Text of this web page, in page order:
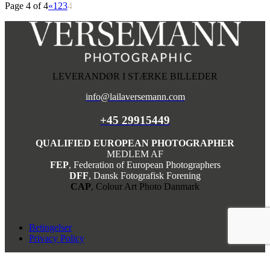
Page 4 of 4«1 234
LEVERANDØR I STÆRKE BILLEDER
info@lailaversemann.com
+45 29915449
QUALIFIED EUROPEAN PHOTOGRAPHER
MEDLEM AF
FEP, Federation of European Photographers
DFF, Dansk Fotografisk Forening
CAP, Colour Art Photo Danmark
Betingelser
Privacy Policy